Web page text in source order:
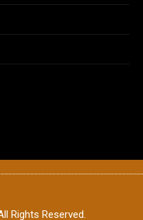
Rights Reserved.